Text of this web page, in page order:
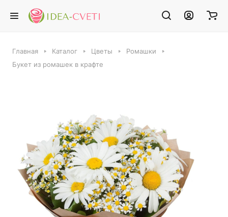
Главная Каталог Цветы
Ромашки
Букет из ромашек в крафте